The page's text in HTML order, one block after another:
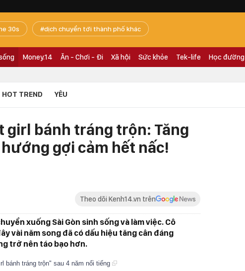
30s dịch chuyển tới thành phố khác
Money.14 Ăn - Chơi - Đi Xã hội Sức khỏe Tek-life Học đường
HOT TREND YÊU
girl bánh tráng trộn: Tăng
gợi cảm hết nấc!
Theo dõi Kenh14.vn trên
xuống Sài Gòn sinh sống và làm việc. Cô
vài năm song đã có dấu hiệu tăng cân đáng
trở nên táo bạo hơn.
bánh tráng trộn" sau 4 năm nổi tiếng